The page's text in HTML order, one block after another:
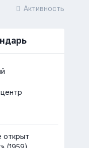
Активность
открыт